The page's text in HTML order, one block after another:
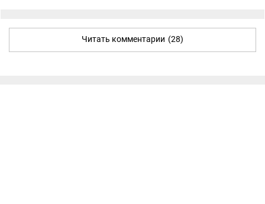
Читать комментарии (28)